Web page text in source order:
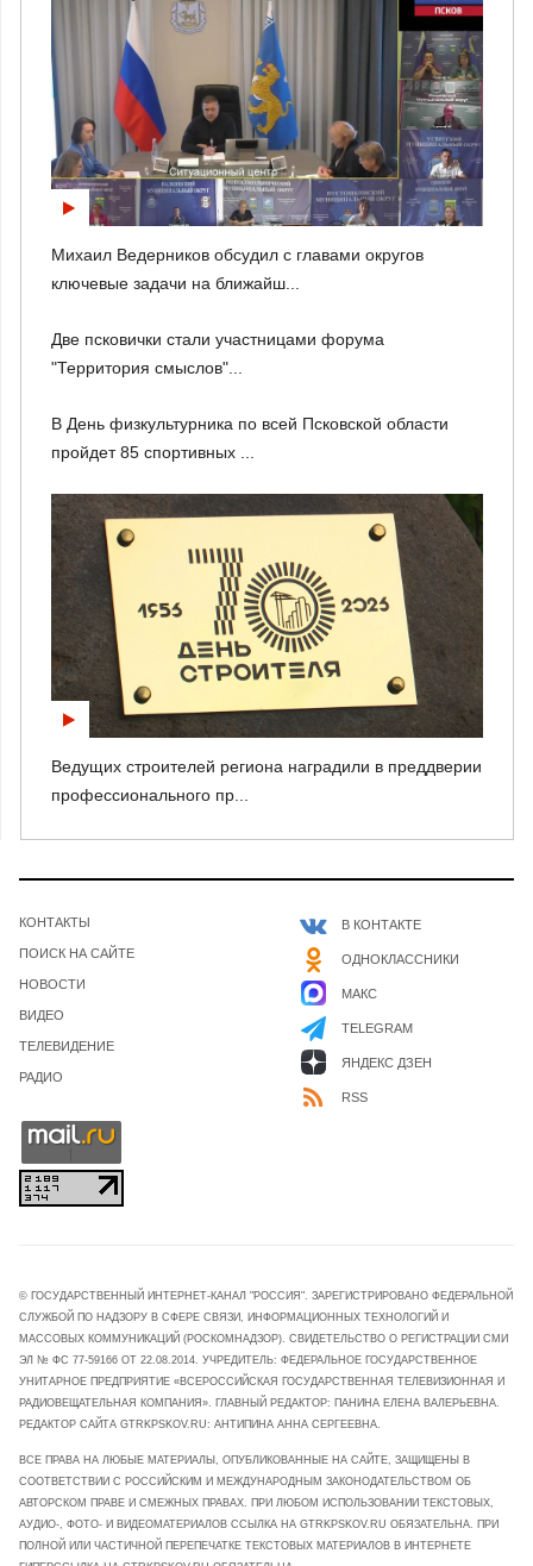
Михаил Ведерников обсудил с главами округов
ключевые задачи на ближайш...
Две псковички стали участницами форума
"Территория смыслов"...
В День физкультурника по всей Псковской области
пройдет 85 спортивных ...
Ведущих строителей региона наградили в преддверии
профессионального пр...
КОНТАКТЫ
ПОИСК НА САЙТЕ
НОВОСТИ
ВИДЕО
ТЕЛЕВИДЕНИЕ
РАДИО
В КОНТАКТЕ
ОДНОКЛАССНИКИ
МАКС
TELEGRAM
ЯНДЕКС ДЗЕН
RSS
© ГОСУДАРСТВЕННЫЙ ИНТЕРНЕТ-КАНАЛ "РОССИЯ". ЗАРЕГИСТРИРОВАНО ФЕДЕРАЛЬНОЙ
СЛУЖБОЙ ПО НАДЗОРУ В СФЕРЕ СВЯЗИ, ИНФОРМАЦИОННЫХ ТЕХНОЛОГИЙ И
МАССОВЫХ КОММУНИКАЦИЙ (РОСКОМНАДЗОР). СВИДЕТЕЛЬСТВО О РЕГИСТРАЦИИ СМИ
ЭЛ № ФС 77-59166 ОТ 22.08.2014. УЧРЕДИТЕЛЬ: ФЕДЕРАЛЬНОЕ ГОСУДАРСТВЕННОЕ
УНИТАРНОЕ ПРЕДПРИЯТИЕ «ВСЕРОССИЙСКАЯ ГОСУДАРСТВЕННАЯ ТЕЛЕВИЗИОННАЯ И
РАДИОВЕЩАТЕЛЬНАЯ КОМПАНИЯ». ГЛАВНЫЙ РЕДАКТОР: ПАНИНА ЕЛЕНА ВАЛЕРЬЕВНА.
РЕДАКТОР САЙТА GTRKPSKOV.RU: АНТИПИНА АННА СЕРГЕЕВНА.
ВСЕ ПРАВА НА ЛЮБЫЕ МАТЕРИАЛЫ, ОПУБЛИКОВАННЫЕ НА САЙТЕ, ЗАЩИЩЕНЫ В
СООТВЕТСТВИИ С РОССИЙСКИМ И МЕЖДУНАРОДНЫМ ЗАКОНОДАТЕЛЬСТВОМ ОБ
АВТОРСКОМ ПРАВЕ И СМЕЖНЫХ ПРАВАХ. ПРИ ЛЮБОМ ИСПОЛЬЗОВАНИИ ТЕКСТОВЫХ,
АУДИО-, ФОТО- И ВИДЕОМАТЕРИАЛОВ ССЫЛКА НА GTRKPSKOV.RU ОБЯЗАТЕЛЬНА. ПРИ
ПОЛНОЙ ИЛИ ЧАСТИЧНОЙ ПЕРЕПЕЧАТКЕ ТЕКСТОВЫХ МАТЕРИАЛОВ В ИНТЕРНЕТЕ